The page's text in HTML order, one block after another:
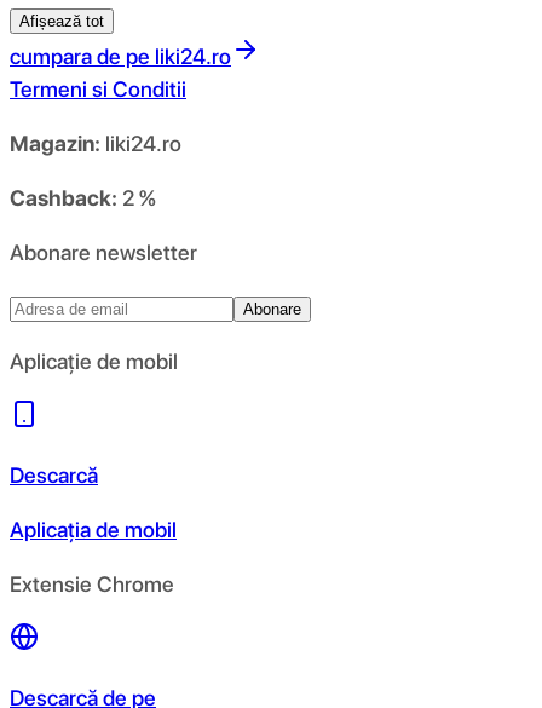
Afișează tot
cumpara de pe liki24.ro
Termeni si Conditii
Magazin: liki24.ro
Cashback: 2 %
Abonare newsletter
Abonare
Aplicație de mobil
Descarcă
Aplicația de mobil
Extensie Chrome
Descarcă de pe